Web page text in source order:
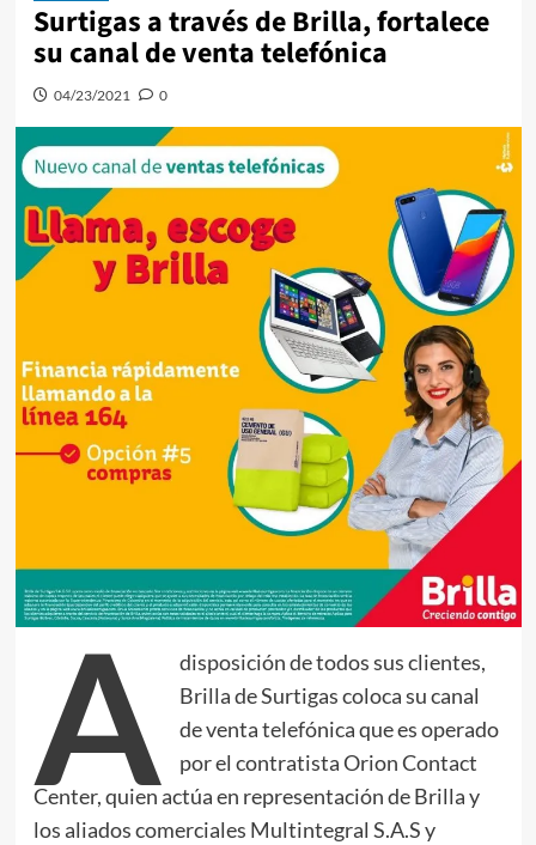
Surtigas a través de Brilla, fortalece
su canal de venta telefónica
04/23/2021 0
A
disposición de todos sus clientes,
Brilla de Surtigas coloca su canal
de venta telefónica que es operado
por el contratista Orion Contact
Center, quien actúa en representación de Brilla y
los aliados comerciales Multintegral S.A.S y